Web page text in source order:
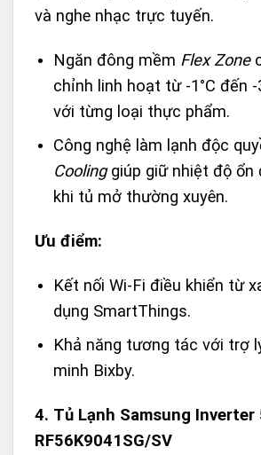
và nghe nhạc trực tuyến.
Ngăn đông mềm Flex Zone
chỉnh linh hoạt từ -1°C đến -
với từng loại thực phẩm.
Công nghệ làm lạnh độc
Coolinggiúp giữ nhiệt độ ổn
khi tủ mở thường xuyên.
Ưu điểm:
Kết nối Wi-Fi điều khiển từ
dụng SmartThings.
Khả năng tương tác với trợ
minh Bixby.
4. Tủ Lạnh Samsung
RF56K9041SG/SV